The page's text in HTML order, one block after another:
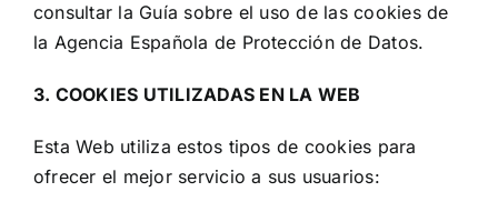
consultar la Guía sobre el uso de las cookies de
la Agencia Española de Protección de Datos.
3. COOKIES UTILIZADAS EN LA WEB
Esta Web utiliza estos tipos de cookies para
ofrecer el mejor servicio a sus usuarios: